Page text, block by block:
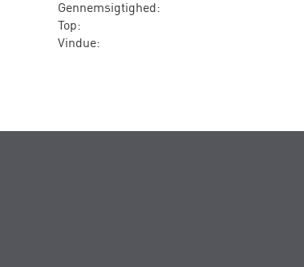
Gennemsigtighed:
Top:
Vindue: